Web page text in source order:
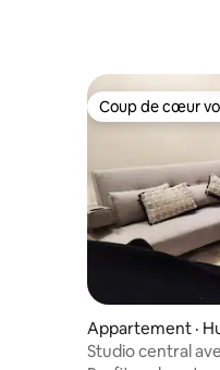
Coup de cœur
Coup de cœur
Appartement ·
Studio central